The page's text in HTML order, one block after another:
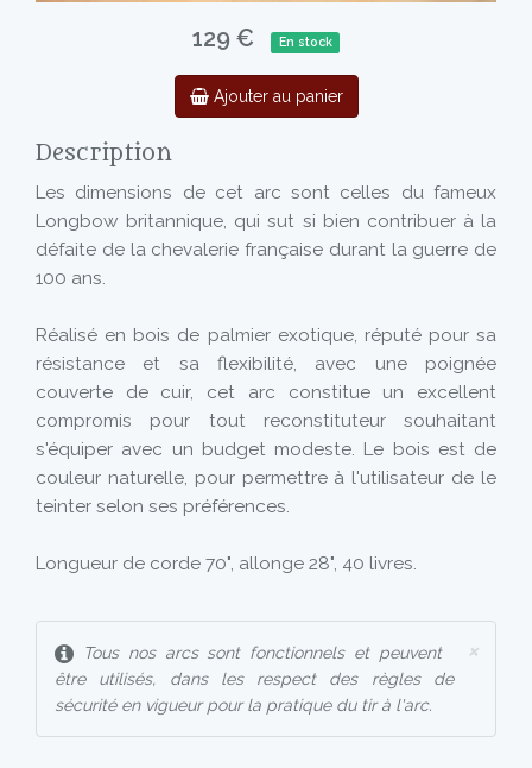
129 € En stock
Ajouter au panier
Description
Les dimensions de cet arc sont celles du fameux
Longbow britannique, qui sut si bien contribuer à la
défaite de la chevalerie française durant la guerre de
100 ans.
Réalisé en bois de palmier exotique, réputé pour sa
résistance et sa flexibilité, avec une poignée
couverte de cuir, cet arc constitue un excellent
compromis pour tout reconstituteur souhaitant
s'équiper avec un budget modeste. Le bois est de
couleur naturelle, pour permettre à l'utilisateur de le
teinter selon ses préférences.
Longueur de corde 70", allonge 28", 40 livres.
×
Tous nos arcs sont fonctionnels et peuvent
être utilisés, dans les respect des règles de
sécurité en vigueur pour la pratique du tir à l'arc.